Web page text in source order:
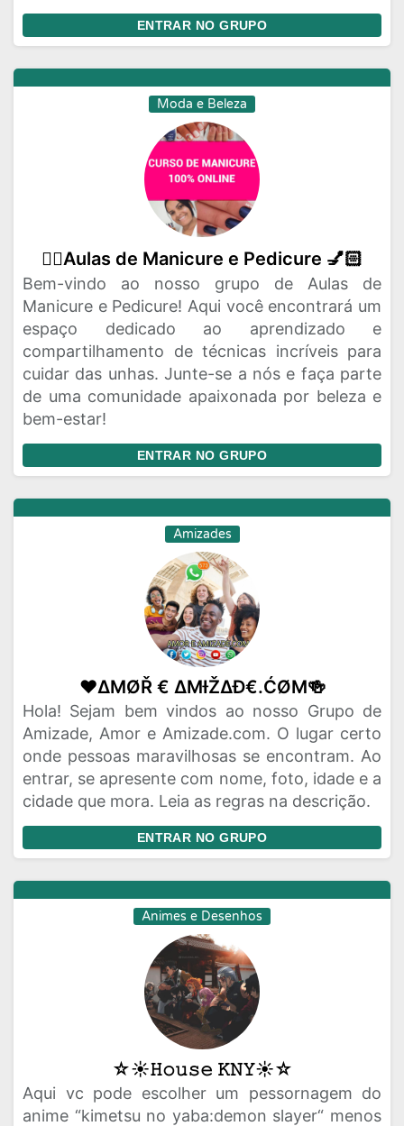
ENTRAR NO GRUPO
Moda e Beleza
👉🏻Aulas de Manicure e Pedicure 💅🏻
Bem-vindo ao nosso grupo de Aulas de
Manicure e Pedicure! Aqui você encontrará um
espaço dedicado ao aprendizado e
compartilhamento de técnicas incríveis para
cuidar das unhas. Junte-se a nós e faça parte
de uma comunidade apaixonada por beleza e
bem-estar!
ENTRAR NO GRUPO
Amizades
♥️ΔΜØŘ € ΔΜƗŽΔĐ€.ĆØΜ🍻
Hola! Sejam bem vindos ao nosso Grupo de
Amizade, Amor e Amizade.com. O lugar certo
onde pessoas maravilhosas se encontram. Ao
entrar, se apresente com nome, foto, idade e a
cidade que mora. Leia as regras na descrição.
ENTRAR NO GRUPO
Animes e Desenhos
☆☀︎︎𝙷𝚘𝚞𝚜𝚎 𝙺𝙽𝚈☀︎︎☆
Aqui vc pode escolher um pessornagem do
anime “kimetsu no yaba:demon slayer“ menos